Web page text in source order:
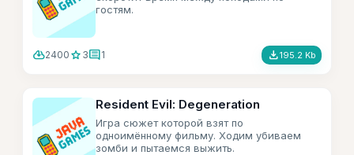
гостям.
cloud_download2400 star 3comment1 file_download195.2 Kb
Resident Evil: Degeneration
Игра сюжет которой взят по
одноимённому фильму. Ходим убиваем
зомби и пытаемся выжить.